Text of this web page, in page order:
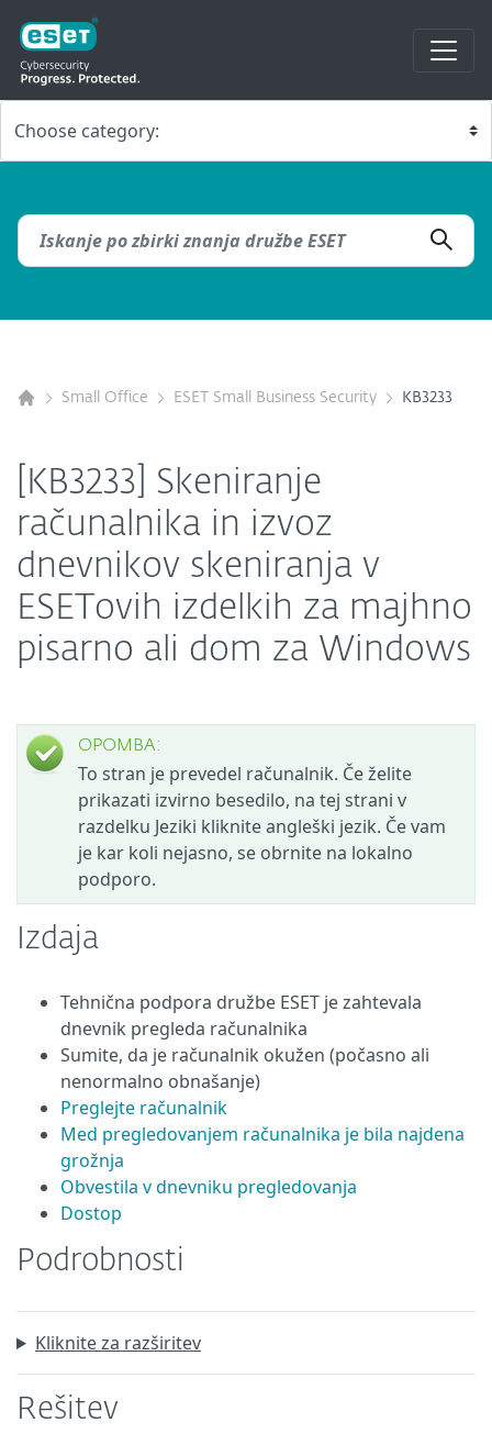
Small Office ESET Small Business Security KB3233
[KB3233] Skeniranje
računalnika in izvoz
dnevnikov skeniranja v
ESETovih izdelkih za majhno
pisarno ali dom za Windows
OPOMBA:
To stran je prevedel računalnik. Če želite
prikazati izvirno besedilo, na tej strani v
razdelku Jeziki kliknite angleški jezik. Če vam
je kar koli nejasno, se obrnite na lokalno
podporo.
Izdaja
Tehnična podpora družbe ESET je zahtevala
dnevnik pregleda računalnika
Sumite, da je računalnik okužen (počasno ali
nenormalno obnašanje)
Preglejte računalnik
Med pregledovanjem računalnika je bila najdena
grožnja
Obvestila v dnevniku pregledovanja
Dostop
Podrobnosti
Kliknite za razširitev
Rešitev